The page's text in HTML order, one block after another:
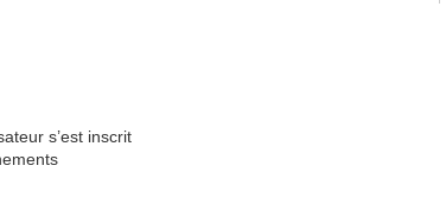
s’est inscrit